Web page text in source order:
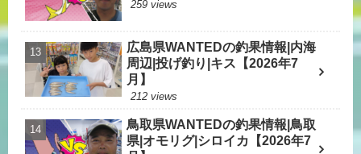
259 views
広島県WANTEDの釣果情報|内海
周辺|投げ釣り|キス【2026年7
月】
212 views
鳥取県WANTEDの釣果情報|鳥取
県|オモリグ|シロイカ【2026年7